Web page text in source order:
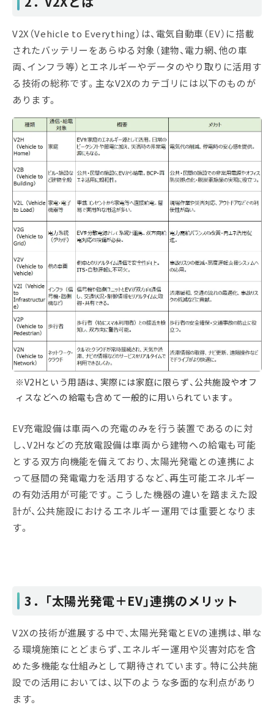
V2X（Vehicle to Everything）は、電気自動車（EV）に搭載
されたバッテリーをあらゆる対象（建物、電力網、他の車
両、インフラ等）とエネルギーやデータのやり取りに活用す
る技術の総称です。主なV2Xのカテゴリには以下のものが
あります。
※V2Hという用語は、実際には家庭に限らず、公共施設やオフ
ィスなどへの給電も含めて一般的に用いられています。
EV充電設備は車両への充電のみを行う装置であるのに対
し、V2Hなどの充放電設備は車両から建物への給電も可能
とする双方向機能を備えており、太陽光発電との連携によ
って昼間の発電電力を活用するなど、再生可能エネルギー
の有効活用が可能です。こうした機器の違いを踏まえた設
計が、公共施設におけるエネルギー運用では重要となりま
す。
3．「太陽光発電＋EV」連携のメリット
V2Xの技術が進展する中で、太陽光発電とEVの連携は、単な
る環境施策にとどまらず、エネルギー運用や災害対応を含
めた多機能な仕組みとして期待されています。特に公共施
設での活用においては、以下のような多面的な利点があり
ます。